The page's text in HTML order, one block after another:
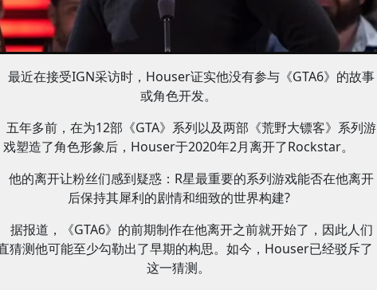
最近在接受IGN采访时，Houser证实他没有参与《GTA6》的故事
或角色开发。
五年多前，在为12部《GTA》系列以及两部《荒野大镖客》系列游
戏塑造了角色形象后，Houser于2020年2月离开了Rockstar。
他的离开让粉丝们感到疑惑：R星最重要的系列游戏能否在他离开
后保持其犀利的剧情和细致的世界构建?
据报道，《GTA6》的前期制作在他离开之前就开始了，因此人们
猜测他可能至少勾勒出了早期的构思。如今，Houser已经驳斥了
这一猜测。